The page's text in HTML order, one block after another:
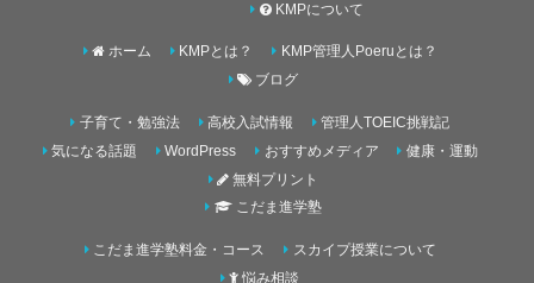
ホーム
KMPについて
KMPとは？
KMP管理人Poeruとは？
ブログ
子育て・勉強法 高校入試情報
管理人TOEIC挑戦記
気になる話題
WordPress おすすめメディア
健康・運動
無料プリント
こだま進学塾
こだま進学塾料金・コース
スカイプ授業について
悩み相談